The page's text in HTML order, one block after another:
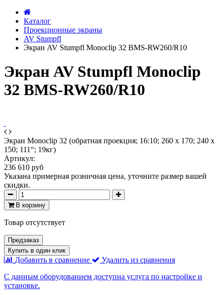
Каталог
Проекционные экраны
AV Stumpfl
Экран AV Stumpfl Monoclip 32 BMS-RW260/R10
Экран AV Stumpfl Monoclip
32 BMS-RW260/R10
Экран Monoclip 32 (обратная проекция; 16:10; 260 x 170; 240 x
150; 111“; 19кг)
Артикул:
236 610 руб
Указана примерная розничная цена, уточните размер вашей
скидки.
В корзину
Товар отсутствует
Предзаказ
Купить в один клик
Добавить в сравнение
Удалить из сравнения
С данным оборудованием доступна услуга по настройке и
установке.